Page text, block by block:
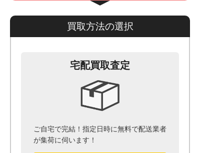
買取方法の選択
宅配買取査定
ご自宅で完結！指定日時に無料で配送業者
が集荷に伺います！